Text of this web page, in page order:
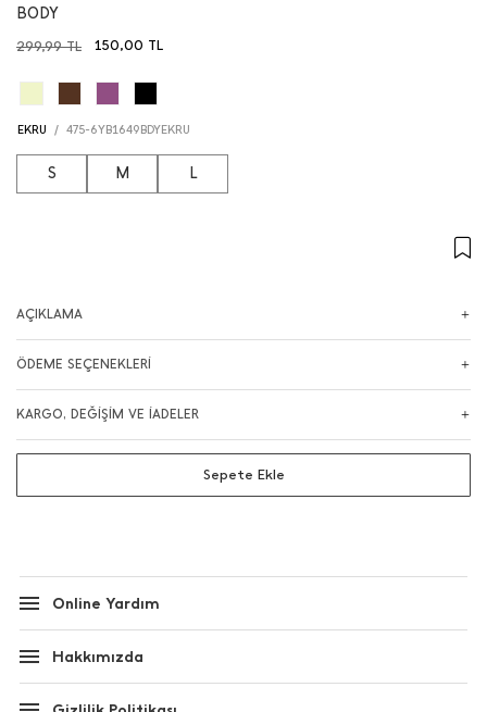
BODY
299,99TL 150,00 TL
S M L
EKRU / 475-6YB1649BDYEKRU
Sepete Ekle
AÇIKLAMA
ÖDEME SEÇENEKLERİ
KARGO, DEĞİŞİM VE İADELER
Online Yardım
Hakkımızda